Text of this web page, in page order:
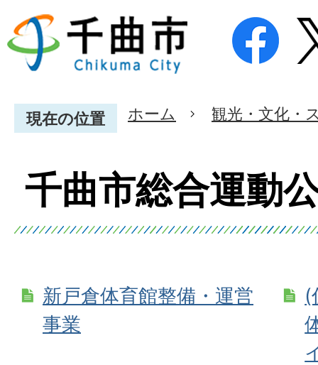
現在の位置 ホーム 観光・文化・
千曲市総合運動
新戸倉体育館整備・運営
事業
(